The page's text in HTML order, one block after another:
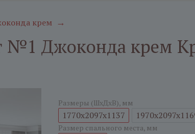
крем →
№1 Джоконда крем
Размеры (ШxДxВ), мм
1770x2097x1137
Размер спального места, мм